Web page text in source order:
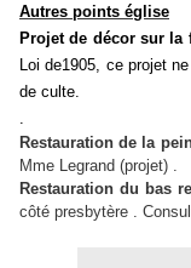
Autres points église
Projet de décor sur la
Loi de1905, ce projet
de culte.
Restauration de la
Mme Legrand (projet) .
Restauration du bas
côté presbytère .